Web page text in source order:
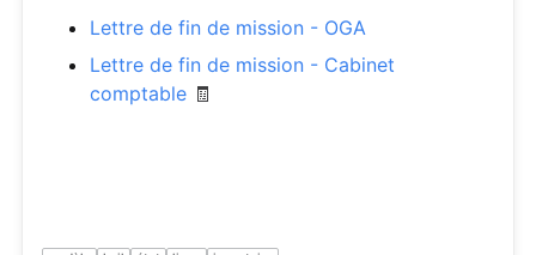
Lettre de fin de mission - OGA
Lettre de fin de mission - Cabinet
comptable 🧾